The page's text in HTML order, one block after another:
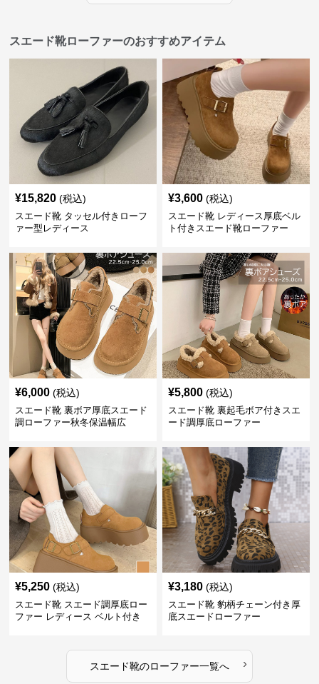
スエード靴ローファーのおすすめアイテム
¥15,820 (税込)
スエード靴 タッセル付きローフ
ァー型レディース
¥3,600 (税込)
スエード靴 レディース厚底ベル
ト付きスエード靴ローファー
¥6,000 (税込)
スエード靴 裏ボア厚底スエード
調ローファー秋冬保温幅広
¥5,800 (税込)
スエード靴 裏起毛ボア付きスエ
ード調厚底ローファー
¥5,250 (税込)
スエード靴 スエード調厚底ロー
ファー レディース ベルト付き
¥3,180 (税込)
スエード靴 豹柄チェーン付き厚
底スエードローファー
スエード靴のローファー一覧へ ›